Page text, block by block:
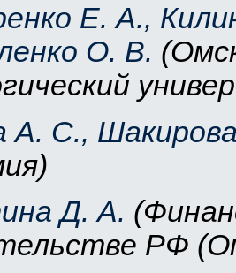
Е. А.,
О. В.
А. С.,
Д. А. (
РФ